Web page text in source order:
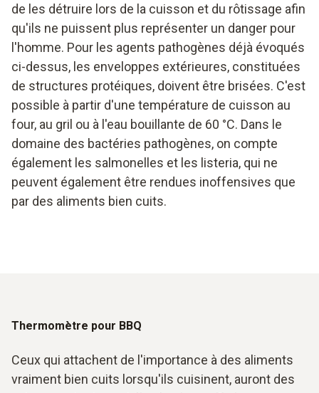
de les détruire lors de la cuisson et du rôtissage afin
qu'ils ne puissent plus représenter un danger pour
l'homme. Pour les agents pathogènes déjà évoqués
ci-dessus, les enveloppes extérieures, constituées
de structures protéiques, doivent être brisées. C'est
possible à partir d'une température de cuisson au
four, au gril ou à l'eau bouillante de 60 °C. Dans le
domaine des bactéries pathogènes, on compte
également les salmonelles et les listeria, qui ne
peuvent également être rendues inoffensives que
par des aliments bien cuits.
Thermomètre pour BBQ
Ceux qui attachent de l'importance à des aliments
vraiment bien cuits lorsqu'ils cuisinent, auront des